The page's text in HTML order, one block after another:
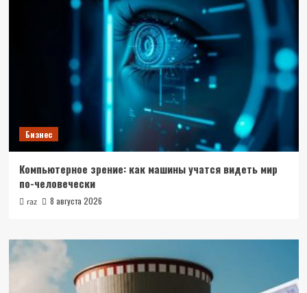
Бизнес
Компьютерное зрение: как машины учатся видеть мир
по-человечески
raz 8 августа 2026